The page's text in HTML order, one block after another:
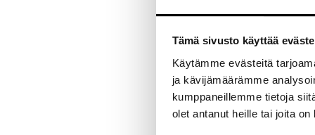
Tämä sivusto käyttää
Käytämme evästeitä
ja kävijämäärämme
kumppaneillemme tietoja
olet antanut heille tai joita